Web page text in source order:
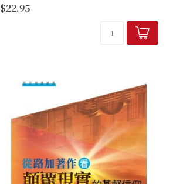
統，探索聖經節期（猶太教的住棚節、五旬
節、獻殿節，基督教的聖誕節／主顯節、受
難日／預苦期、復活節／主日）...
$22.95